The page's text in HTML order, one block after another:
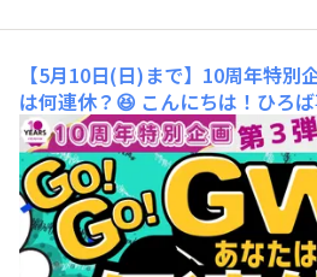
【5月10日(日)まで】10周年特別
は何連休？😆 こんにちは！ひろ
ンウィーク、もう始まっています
方もいらっしゃるのではないでし
の方も、長めにお休みの方もいら
してGWもお仕事のみなさん、本
す…！🙏✨そこで今回は、10周年
気軽に